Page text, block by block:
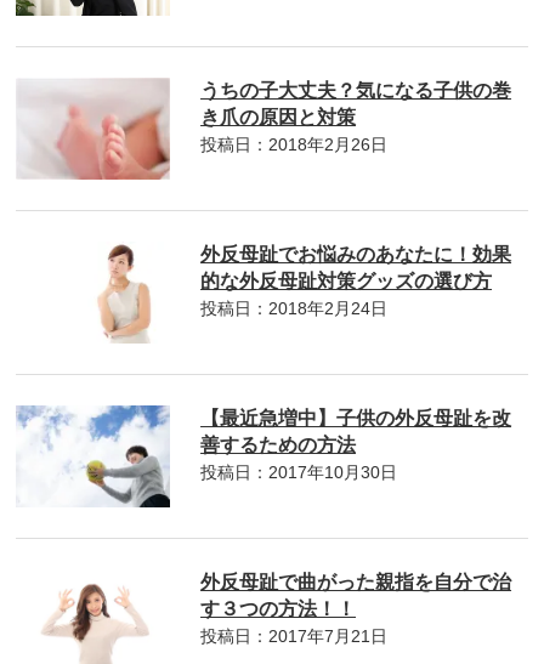
うちの子大丈夫？気になる子供の巻
き爪の原因と対策
投稿日：2018年2月26日
外反母趾でお悩みのあなたに！効果
的な外反母趾対策グッズの選び方
投稿日：2018年2月24日
【最近急増中】子供の外反母趾を改
善するための方法
投稿日：2017年10月30日
外反母趾で曲がった親指を自分で治
す３つの方法！！
投稿日：2017年7月21日